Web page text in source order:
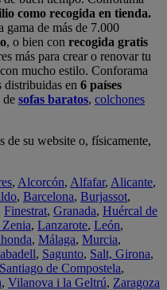
como recogida en tienda.
gama de más de 7.000
, o bien con recogida gratis
más para crear o renovar tu
mucho estilo. Conforama
distribuidas en 6 países
de sofas baratos, colchones
de su website o, físicamente,
, Alcorcón, Alfafar, Alicante,
, Barcelona, Burjassot,
Finestrat, Granada, Huércal de
, Lanzarote, León,
, Málaga, Murcia,
, Sagunto, Salt, Girona,
Santiago de Compostela,
, Vilanova i la Geltrú, Zaragoza